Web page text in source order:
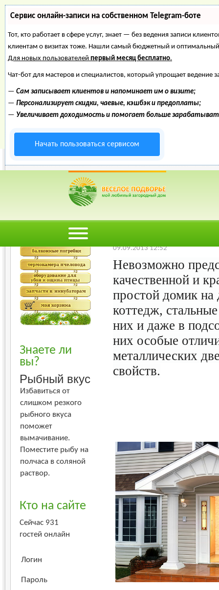
Сервис онлайн-записи на собственном Telegram-боте
Тот, кто работает в сфере услуг, знает — без ведения записи
клиентам о визитах тоже. Нашли самый бюджетный и
Для новых пользователей первый месяц бесплатно.
Чат-бот для мастеров и специалистов, который упрощает ведение
— Сам записывает клиентов и напоминает им о визите;
— Персонализирует скидки, чаевые, кэшбэк и предоплаты;
— Увеличивает доходимость и помогает больше
Начать пользоваться сервисом
двери для загородного дома
Энциклопедия
Знаете ли
вы?
Рыбный вкус
Избавиться от
слишком резкого
рыбного вкуса
поможет
вымачивание.
Поместите рыбу на
полчаса в соляной
раствор.
Кто на сайте
Сейчас 931
гостей онлайн
Логин
Пароль
Входные двери
Худший
Лучший
09.09.2013 12:52
Невозможно
качественной и
простой домик на
коттедж,
них и даже в
них особые
металлических
свойств.